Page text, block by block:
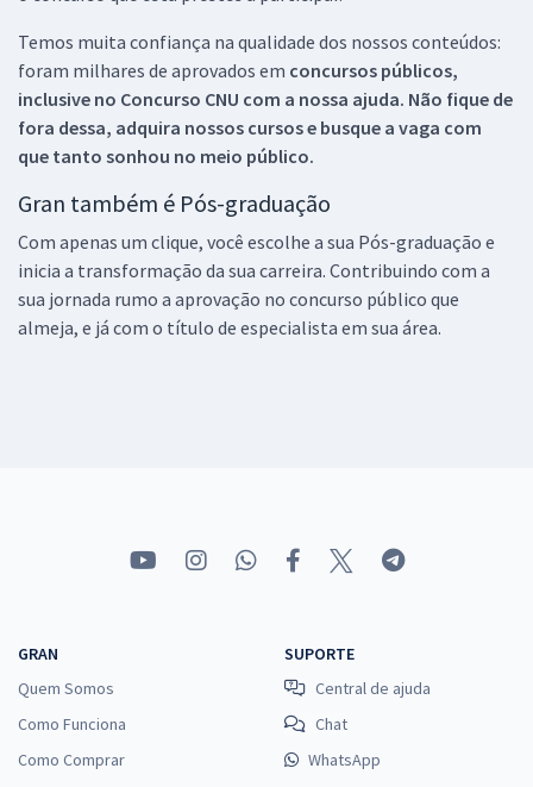
Temos muita confiança na qualidade dos nossos conteúdos:
foram milhares de aprovados em concursos públicos,
inclusive no Concurso CNU com a nossa ajuda. Não fique de
fora dessa, adquira nossos cursos e busque a vaga com
que tanto sonhou no meio público.
Gran também é Pós-graduação
Com apenas um clique, você escolhe a sua Pós-graduação e
inicia a transformação da sua carreira. Contribuindo com a
sua jornada rumo a aprovação no concurso público que
almeja, e já com o título de especialista em sua área.
GRAN
Quem Somos
Como Funciona
Como Comprar
SUPORTE
Central de ajuda
Chat
WhatsApp